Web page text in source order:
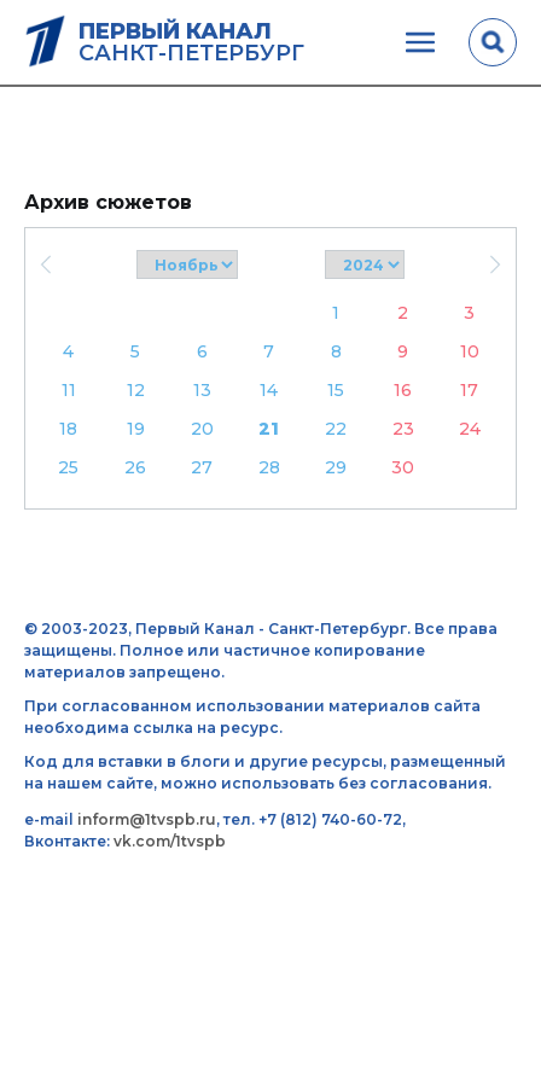
ПЕРВЫЙ КАНАЛ
САНКТ-ПЕТЕРБУРГ
Архив сюжетов
1 2
3
4
5 6 7 8 9
10
11
12 13 14 15 16
17
18
19 20 21 22 23
24
25
26 27 28 29 30
© 2003-2023, Первый Канал - Санкт-Петербург. Все права
защищены. Полное или частичное копирование
материалов запрещено.
При согласованном использовании материалов сайта
необходима ссылка на ресурс.
Код для вставки в блоги и другие ресурсы, размещенный
на нашем сайте, можно использовать без согласования.
e-mail inform@1tvspb.ru, тел. +7 (812) 740-60-72,
Вконтакте: vk.com/1tvspb